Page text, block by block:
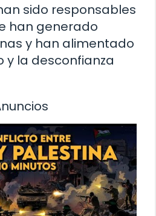
sido responsables
han generado
y han alimentado
y la desconfianza